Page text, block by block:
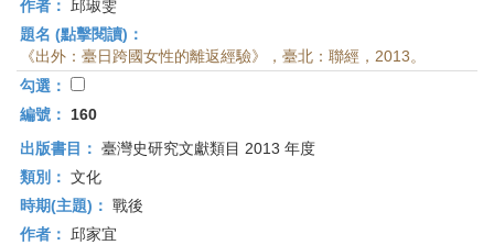
作者：
邱琡雯
題名 (點擊閱讀)：
《出外：臺日跨國女性的離返經驗》，臺北：聯經，2013。
勾選：
編號：
160
出版書目： 臺灣史研究文獻類目 2013 年度
類別： 文化
時期(主題)： 戰後
作者：
邱家宜